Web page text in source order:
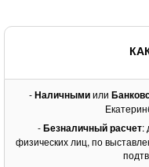
-Наличнымиили
-Безналичный расчет:
физических лиц, по